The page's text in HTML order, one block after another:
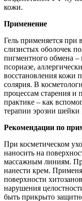
кожи.
Применение
Гель применяется при
слизистых оболочек
пигментного обмена
псориазе,
восстановления кожи
солярия. В
процессам старения и
практике – как
терапии эрозии шейки
Рекомендации по
При косметическом
наносить на
массажным линиям.
нанести крем.
поверхности
нарушения
быть прикрыто